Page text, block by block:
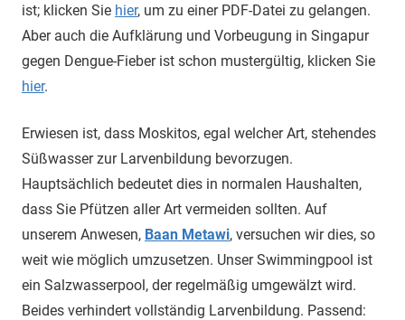
ist; klicken Sie hier, um zu einer PDF-Datei zu gelangen.
Aber auch die Aufklärung und Vorbeugung in Singapur
gegen Dengue-Fieber ist schon mustergültig, klicken Sie
hier.
Erwiesen ist, dass Moskitos, egal welcher Art, stehendes
Süßwasser zur Larvenbildung bevorzugen.
Hauptsächlich bedeutet dies in normalen Haushalten,
dass Sie Pfützen aller Art vermeiden sollten. Auf
unserem Anwesen, Baan Metawi, versuchen wir dies, so
weit wie möglich umzusetzen. Unser Swimmingpool ist
ein Salzwasserpool, der regelmäßig umgewälzt wird.
Beides verhindert vollständig Larvenbildung. Passend: